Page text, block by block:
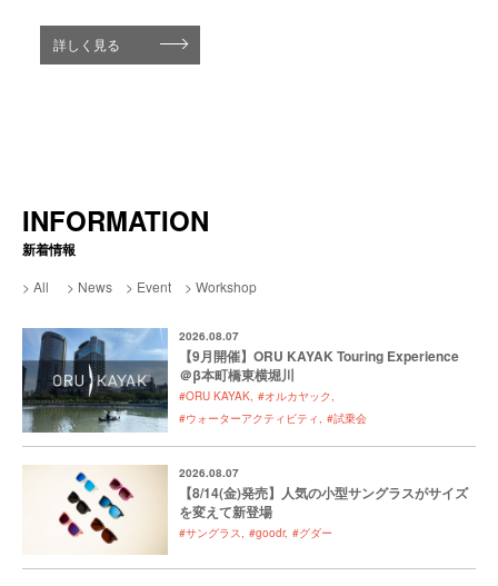
詳しく見る
詳しく見る
INFORMATION
新着情報
All News Event Workshop
2026.08.07
【9月開催】ORU KAYAK Touring Experience
＠β本町橋東横堀川
#ORU KAYAK #オルカヤック
#ウォーターアクティビティ
#試乗会
2026.08.07
【8/14(金)発売】人気の小型サングラスがサイズ
を変えて新登場
#サングラス #goodr #グダー